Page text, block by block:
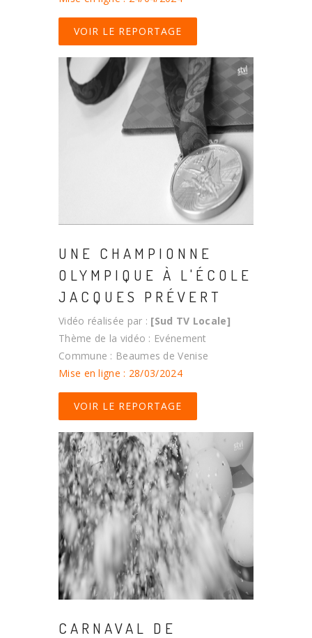
VOIR LE REPORTAGE
UNE CHAMPIONNE
OLYMPIQUE À L'ÉCOLE
JACQUES PRÉVERT
Vidéo réalisée par : [Sud TV Locale]
Thème de la vidéo : Evénement
Commune : Beaumes de Venise
Mise en ligne : 28/03/2024
VOIR LE REPORTAGE
CARNAVAL DE